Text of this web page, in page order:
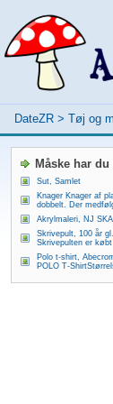
DateZR > Tøj og
Måske har
Sut, Samlet
Knager Knager af
dobbelt. Der
Akrylmaleri, NJ
Skrivepult, 100 år
Skrivepulten er
Polo t-shirt,
POLO T-